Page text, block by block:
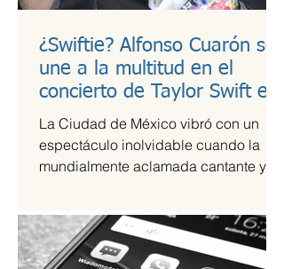
¿Swiftie? Alfonso Cuarón se
une a la multitud en el
concierto de Taylor Swift en
CDMX
La Ciudad de México vibró con un
espectáculo inolvidable cuando la
mundialmente aclamada cantante y